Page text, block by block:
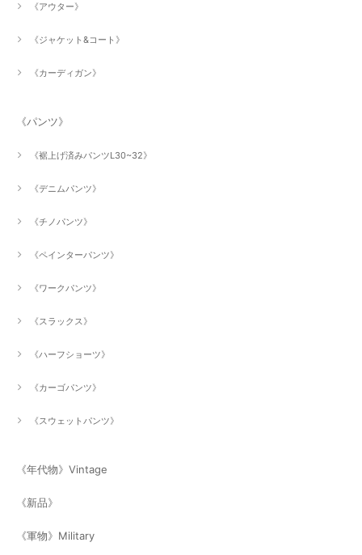
《アウター》
《ジャケット&コート》
《カーディガン》
《パンツ》
《裾上げ済みパンツL30~32》
《デニムパンツ》
《チノパンツ》
《ペインターパンツ》
《ワークパンツ》
《スラックス》
《ハーフショーツ》
《カーゴパンツ》
《スウェットパンツ》
《年代物》Vintage
《新品》
《軍物》Military